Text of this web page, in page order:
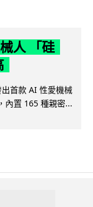
人 「硅
首款 AI 性愛機械
內置 165 種親密...